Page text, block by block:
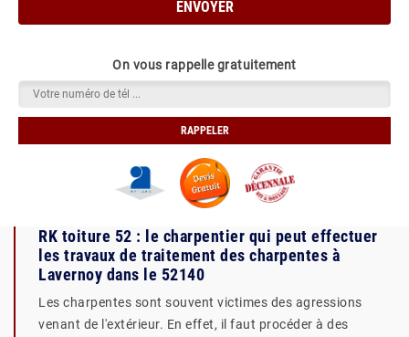
On vous rappelle gratuitement
RK toiture 52 : le charpentier qui peut effectuer
les travaux de traitement des charpentes à
Lavernoy dans le 52140
Les charpentes sont souvent victimes des agressions
venant de l'extérieur. En effet, il faut procéder à des